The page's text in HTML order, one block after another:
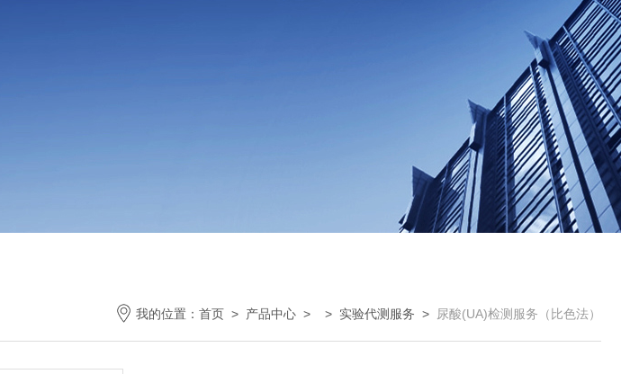
我的位置： 首页 > 产品中心 > > 实验代测服务 > 尿酸(UA)检测服务（比色法）